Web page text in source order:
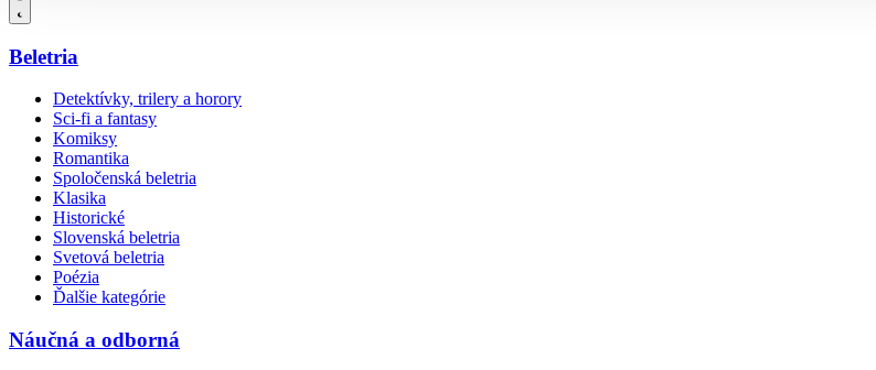
Beletria
Detektívky, trilery a horory
Sci-fi a fantasy
Komiksy
Romantika
Spoločenská beletria
Klasika
Historické
Slovenská beletria
Svetová beletria
Poézia
Ďalšie kategórie
Náučná a odborná